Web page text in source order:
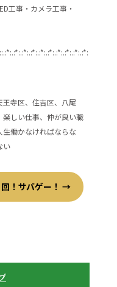
工事・カメラ工事・
寺区、住吉区、八尾
しい仕事、仲が良い職
働かなければならな
い
！サバゲー！→